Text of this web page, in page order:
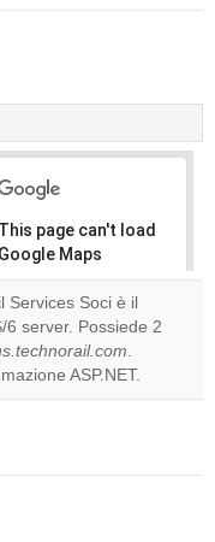
This page can't load
Google Maps
Do you
own this
website?
Services Soci è il
6 server. Possiede 2
.
ASP.NET.